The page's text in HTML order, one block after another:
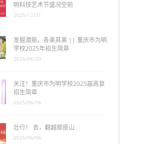
明科技艺术节盛况空前
2025/12/31
发掘潜能，各美其美 || 重庆市为明
学校2025年招生简章
2025/06/20
关注！重庆市为明学校2025届高复
招生简章
2025/06/16
壮行！ 去，翻越那座山
2025/06/06